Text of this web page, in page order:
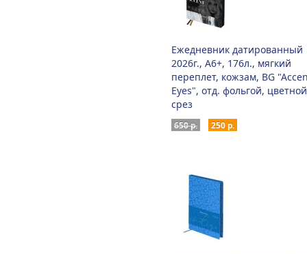
Ежедневник датированный
2026г., А6+, 176л., мягкий
переплет, кожзам, BG
Eyes", отд. фольгой, цветной
срез
650 р. 250 р.